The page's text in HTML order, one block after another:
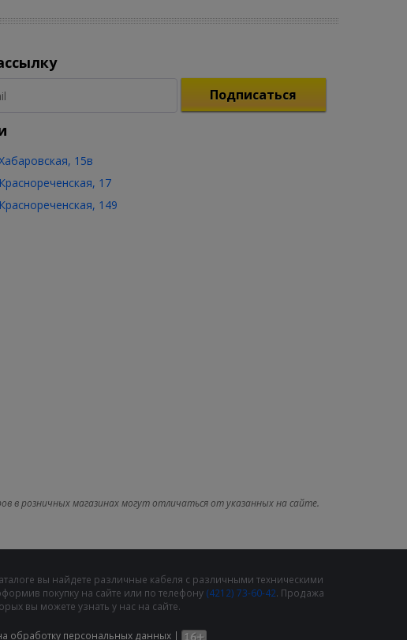
Подписаться
15в
17
149
в розничных магазинах могут отличаться от указанных на сайте.
вы найдете различные кабеля с различными техническими
покупку на сайте или по телефону (4212) 73-60-42. Продажа
вы можете узнать у нас на сайте.
обработку персональных данных |